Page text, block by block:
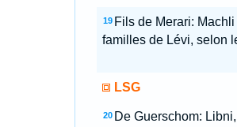
19 Fils de Merari:
familles de Lévi, selon
LSG
20 De Guerschom: